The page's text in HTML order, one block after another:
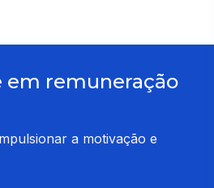
em remuneração
a motivação e